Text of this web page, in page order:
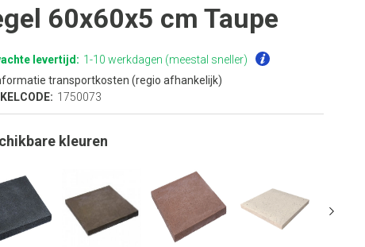
60x60x5 cm Taupe
levertijd: 1-10 werkdagen (meestal sneller)
transportkosten (regio afhankelijk)
1750073
kleuren